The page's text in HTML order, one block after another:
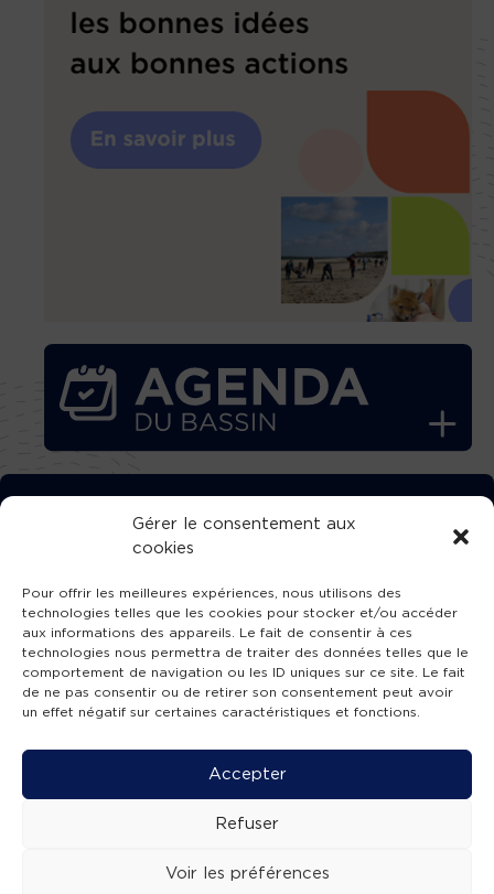
Gérer le consentement aux
cookies
Pour offrir les meilleures expériences, nous utilisons des
technologies telles que les cookies pour stocker et/ou accéder
aux informations des appareils. Le fait de consentir à ces
technologies nous permettra de traiter des données telles que le
comportement de navigation ou les ID uniques sur ce site. Le fait
de ne pas consentir ou de retirer son consentement peut avoir
un effet négatif sur certaines caractéristiques et fonctions.
Accepter
Refuser
Voir les préférences
TÉLÉCHARGEZ GRATUITEMENT
L’APPLICATION TVBA !
SUIVEZ-NOUS !
Mentions légales -Accessibilité